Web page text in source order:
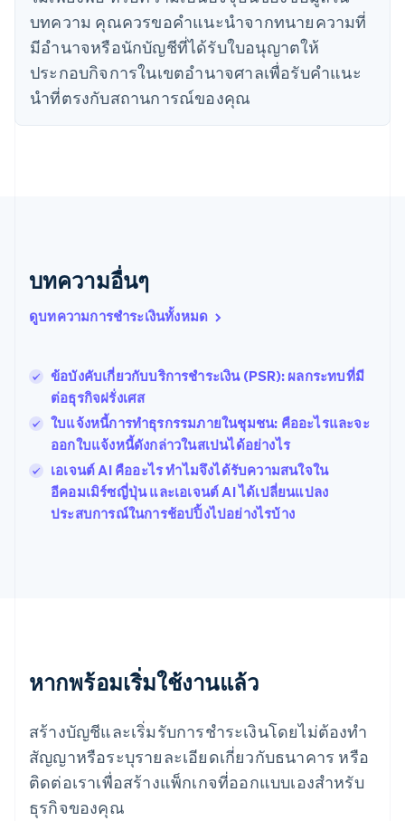
บทความ คุณควรขอคําแนะนําจากทนายความที่
มีอํานาจหรือนักบัญชีที่ได้รับใบอนุญาตให้
ประกอบกิจการในเขตอํานาจศาลเพื่อรับคําแนะ
นําที่ตรงกับสถานการณ์ของคุณ
บทความอื่นๆ
ดูบทความการชำระเงินทั้งหมด
ข้อบังคับเกี่ยวกับบริการชำระเงิน (PSR): ผลกระทบที่มี
ต่อธุรกิจฝรั่งเศส
ใบแจ้งหนี้การทำธุรกรรมภายในชุมชน: คืออะไรและจะ
ออกใบแจ้งหนี้ดังกล่าวในสเปนได้อย่างไร
เอเจนต์ AI คืออะไร ทำไมจึงได้รับความสนใจใน
อีคอมเมิร์ซญี่ปุ่น และเอเจนต์ AI ได้เปลี่ยนแปลง
ประสบการณ์ในการช้อปปิ้งไปอย่างไรบ้าง
หากพร้อมเริ่มใช้งานแล้ว
สร้างบัญชีและเริ่มรับการชำระเงินโดยไม่ต้องทำ
สัญญาหรือระบุรายละเอียดเกี่ยวกับธนาคาร หรือ
ติดต่อเราเพื่อสร้างแพ็กเกจที่ออกแบบเองสำหรับ
ธุรกิจของคุณ
เดนมาร์ก
English
ไทย
ไทยEnglish
นอร์เวย์
เบลเยียม
Français Deutsch
โปรตุเกส
English
ฝรั่งเศส
FrançaisEnglish
ฟินแลนด์
EnglishSvenska
มอลตา
English
มาเลเซีย
English
ลักเซมเบิร์ก
ลัตเวีย
English
ลิกเตนสไตน์
DeutschEnglish
ลิทัวเนีย